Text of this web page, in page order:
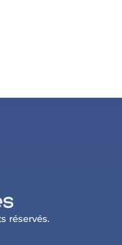
réservés.